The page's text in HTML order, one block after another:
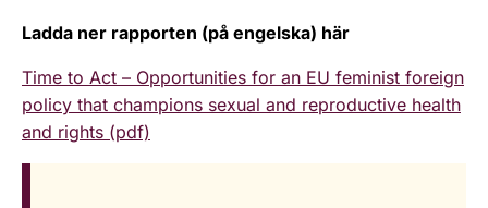
Ladda ner rapporten (på engelska) här
Time to Act – Opportunities for an EU feminist foreign
policy that champions sexual and reproductive health
and rights (pdf)